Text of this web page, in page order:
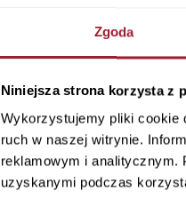
Zgoda
Niniejsza strona korzysta z
Wykorzystujemy pliki cookie
ruch w naszej witrynie.
reklamowym i analitycznym.
uzyskanymi podczas
Bluza